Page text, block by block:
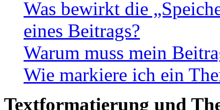
Was bewirkt die
eines Beitrags?
Warum muss mein
Wie markiere ich ein
Textformatierung und